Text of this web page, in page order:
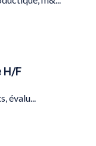
H/F
évalu...